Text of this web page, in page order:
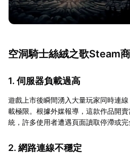
空洞騎士絲絨之歌Steam
1. 伺服器負載過高
遊戲上市後瞬間湧入大量玩家同時連
載極限。根據外媒報導，這款作品開
統，許多使用者遭遇頁面讀取停滯或完
2. 網路連線不穩定